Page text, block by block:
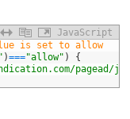
JavaScript
is set to allow
)==="allow" )
{
pagead/